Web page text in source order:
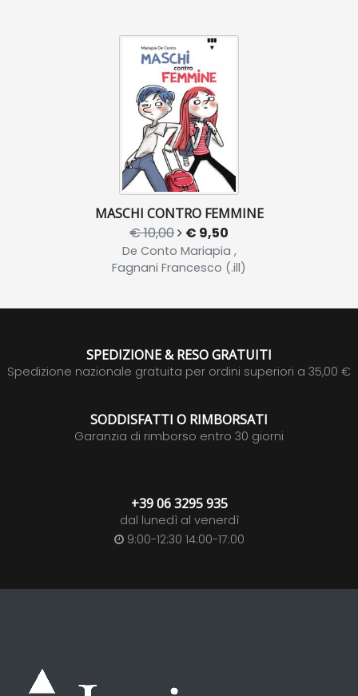
MASCHI CONTRO FEMMINE
€ 10,00 € 9,50
De Conto Mariapia ,
Fagnani Francesco (.ill)
SPEDIZIONE & RESO GRATUITI
Spedizione nazionale gratuita per ordini superiori a 35,00 €
SODDISFATTI O RIMBORSATI
Garanzia di rimborso entro 30 giorni
+39 06 3295 935
dal lunedì al venerdì
9:00-12:30 14:00-17:00